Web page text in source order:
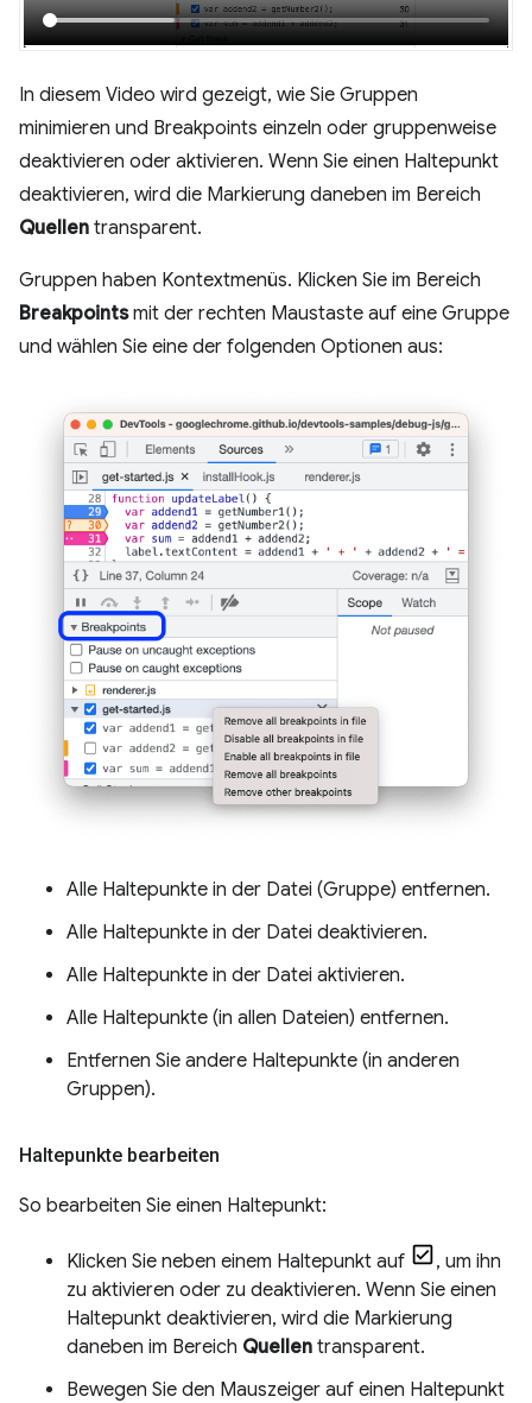
In diesem Video wird gezeigt, wie Sie Gruppen
minimieren und Breakpoints einzeln oder gruppenweise
deaktivieren oder aktivieren. Wenn Sie einen Haltepunkt
deaktivieren, wird die Markierung daneben im Bereich
Quellen transparent.
Gruppen haben Kontextmenüs. Klicken Sie im Bereich
Breakpointsmit der rechten Maustaste auf eine Gruppe
und wählen Sie eine der folgenden Optionen aus:
Alle Haltepunkte in der Datei (Gruppe) entfernen.
Alle Haltepunkte in der Datei deaktivieren.
Alle Haltepunkte in der Datei aktivieren.
Alle Haltepunkte (in allen Dateien) entfernen.
Entfernen Sie andere Haltepunkte (in anderen
Gruppen).
Haltepunkte bearbeiten
So bearbeiten Sie einen Haltepunkt:
Klicken Sie neben einem Haltepunkt auf
, um ihn
zu aktivieren oder zu deaktivieren. Wenn Sie einen
Haltepunkt deaktivieren, wird die Markierung
daneben im Bereich Quellen transparent.
Bewegen Sie den Mauszeiger auf einen Haltepunkt